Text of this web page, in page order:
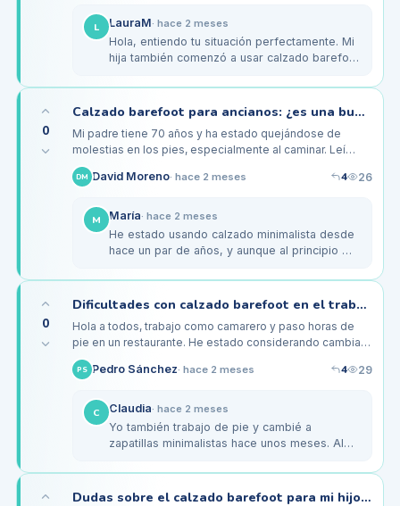
L LauraM· hace 2 meses
Hola, entiendo tu situación perfectamente. Mi
hija también comenzó a usar calzado barefoot
molestias similares. El…
0
Calzado barefoot para ancianos: ¿es una buena opción para su salud?
Mi padre tiene 70 años y ha estado quejándose de
molestias en los pies, especialmente al caminar. Leí
sobre el calzado barefoot y cómo podría ayudar en su
equilibrio y comodidad,…
DM David Moreno· hace 2 meses 4 26
M María· hace 2 meses
He estado usando calzado minimalista desde
hace un par de años, y aunque al principio mis
siento mucho mejor. Mi madre,…
0
Dificultades con calzado barefoot en el trabajo: pies cansados al final del día
Hola a todos, trabajo como camarero y paso horas de
pie en un restaurante. He estado considerando cambiar
a calzado barefoot porque he oído que es mejor para la
salud de los pies.…
PS Pedro Sánchez· hace 2 meses 4 29
C Claudia· hace 2 meses
Yo también trabajo de pie y cambié a
zapatillas minimalistas hace unos meses. Al
pero después de un par de…
Dudas sobre el calzado barefoot para mi hijo que empieza a caminar